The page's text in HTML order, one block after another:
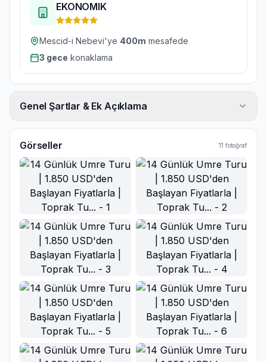
EKONOMIK
Mescid-i Nebevi'ye 400m mesafede
3 gece konaklama
Genel Şartlar & Ek Açıklama
Görseller 11 fotoğraf
Ana Görsel